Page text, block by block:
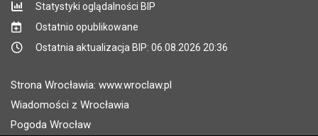
Statystyki oglądalności BIP
Ostatnio opublikowane
Ostatnia aktualizacja BIP: 06.08.2026 20:36
Strona Wrocławia: www.wroclaw.pl
Wiadomości z Wrocławia
Pogoda Wrocław